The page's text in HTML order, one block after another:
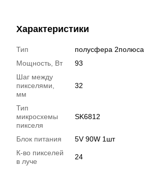
Характеристики
Тип
полусфера 2полюса
Мощность, Вт
93
Шаг между
пикселями,
мм
32
Тип
микросхемы
пикселя
SK6812
Блок питания
5V 90W 1шт
К-во пикселей
в луче
24